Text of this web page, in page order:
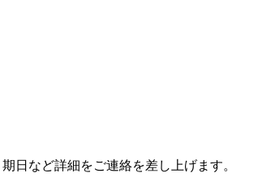
日など詳細をご連絡を差し上げます。